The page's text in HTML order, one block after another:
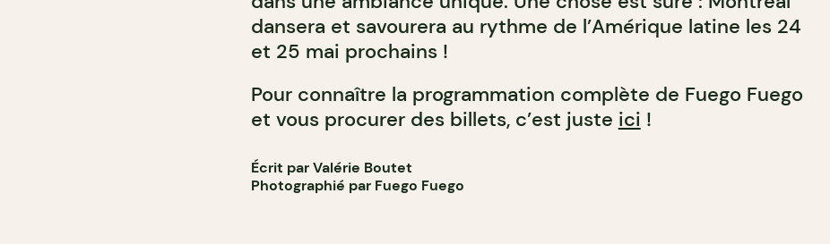
dansera et savourera au rythme de l’Amérique latine les 24
et 25 mai prochains !
Pour connaître la programmation complète de Fuego Fuego
et vous procurer des billets, c’est juste ici !
Écrit par Valérie Boutet
Photographié par Fuego Fuego